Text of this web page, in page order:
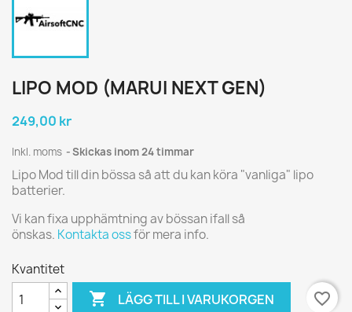
LIPO MOD (MARUI NEXT GEN)
249,00 kr
Inkl. moms Skickas inom 24 timmar
Lipo Mod till din bössa så att du kan köra "vanliga" lipo
batterier.
Vi kan fixa upphämtning av bössan ifall så
önskas. Kontakta ossför mera info.
Kvantitet
 LÄGG TILL I VARUKORGEN favorite_border